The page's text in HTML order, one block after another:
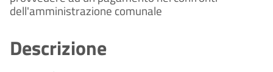
dell'amministrazione comunale
Descrizione